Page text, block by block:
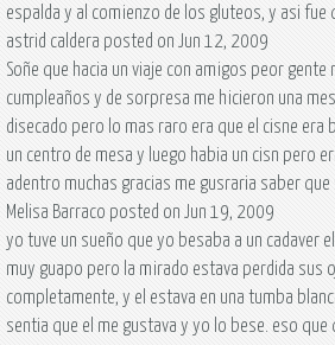
espalda y al comienzo de los gluteos, y asi fue
astrid caldera posted on Jun 12, 2009
Soñe que hacia un viaje con amigos peor gente
cumpleaños y de sorpresa me hicieron una
disecado pero lo mas raro era que el cisne era
un centro de mesa y luego habia un cisn pero
adentro muchas gracias me gusraria saber que
Melisa Barraco posted on Jun 19, 2009
yo tuve un sueño que yo besaba a un cadaver
muy guapo pero la mirado estava perdida sus
completamente, y el estava en una tumba
sentia que el me gustava y yo lo bese. eso